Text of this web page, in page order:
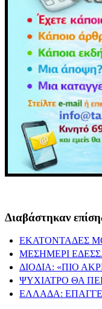
Διαβάστηκαν
ΕΚΑΤΟΝΤΑΔΕΣ
ΜΕΣΗΜΕΡΙ
ΔΙΟΔΙΑ: «ΠΙΟ
ΨΥΧΙΑΤΡΟ ΘΑ
ΕΛΛΑΔΑ: